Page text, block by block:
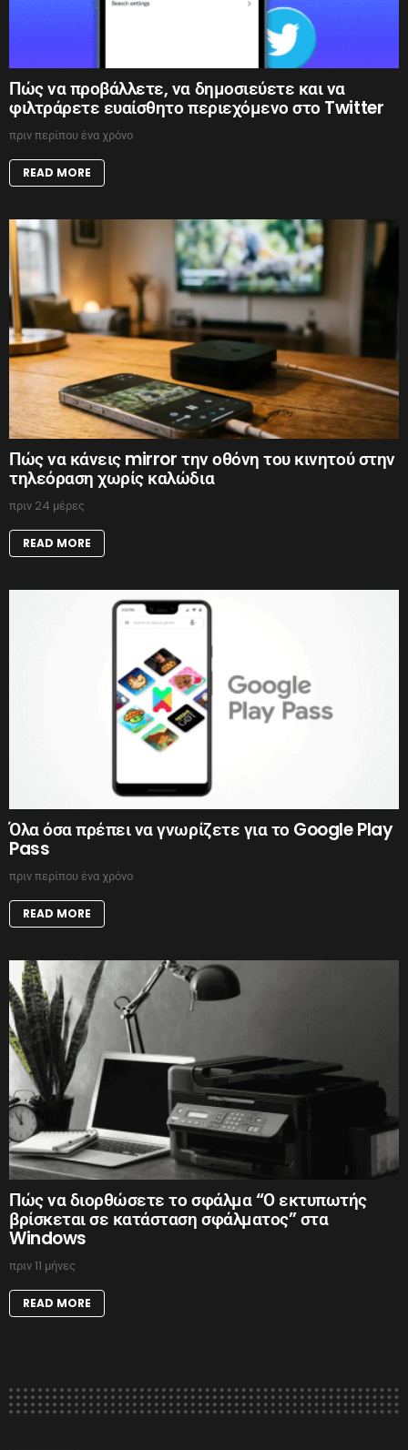
Πώς να προβάλλετε, να δημοσιεύετε και να
φιλτράρετε ευαίσθητο περιεχόμενο στο Twitter
πριν περίπου ένα χρόνο
READ MORE
Πώς να κάνεις mirror την οθόνη του κινητού στην
τηλεόραση χωρίς καλώδια
πριν 24 μέρες
READ MORE
Όλα όσα πρέπει να γνωρίζετε για το Google Play
Pass
πριν περίπου ένα χρόνο
READ MORE
Πώς να διορθώσετε το σφάλμα “Ο εκτυπωτής
βρίσκεται σε κατάσταση σφάλματος” στα
Windows
πριν 11 μήνες
READ MORE